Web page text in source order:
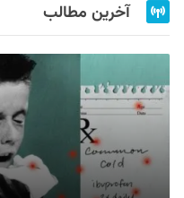
آخرین مطالب